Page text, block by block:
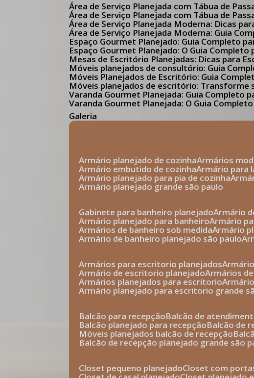
Área de Serviço Planejada com Tábua de
Área de Serviço Planejada com Tábua de
Área de Serviço Planejada Moderna: Dicas
Área de Serviço Planejada Moderna: Guia
Espaço Gourmet Planejado: Guia Completo
Espaço Gourmet Planejado: O Guia
Mesas de Escritório Planejadas: Dicas para
Móveis planejados de consultório: Guia
Móveis Planejados de Escritório: Guia
Móveis planejados de escritório:
Varanda Gourmet Planejada: Guia Completo
Varanda Gourmet Planejada: O Guia
Galeria
armário planejado de cozinha armários
armário embutido de cozinha armário para
armário planejado para pia de cozinha
armário planejado grande são paulo
gabinete para banheiro planejado armário
armário planejado para banheiro armário
armários de banheiro sob medida armário
armário de banheiro planejado são paulo
armários para escritorio planejados
armário de escritorio planejado armários
armários planejados para escritorio
armário planejado para escritorio grande
balcão para recepção
balcão de
balcão planejado para recepção balcão de
móveis planejados balcão de recepção
balcão de recepção planejado grande são
closet pequeno planejado closet com